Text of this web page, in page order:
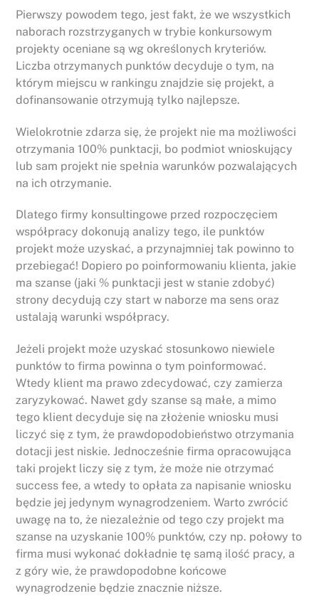
Pierwszy powodem tego, jest fakt, że we wszystkich
naborach rozstrzyganych w trybie konkursowym
projekty oceniane są wg określonych kryteriów.
Liczba otrzymanych punktów decyduje o tym, na
którym miejscu w rankingu znajdzie się projekt, a
dofinansowanie otrzymują tylko najlepsze.
Wielokrotnie zdarza się, że projekt nie ma możliwości
otrzymania 100% punktacji, bo podmiot wnioskujący
lub sam projekt nie spełnia warunków pozwalających
na ich otrzymanie.
Dlatego firmy konsultingowe przed rozpoczęciem
współpracy dokonują analizy tego, ile punktów
projekt może uzyskać, a przynajmniej tak powinno to
przebiegać! Dopiero po poinformowaniu klienta, jakie
ma szanse (jaki % punktacji jest w stanie zdobyć)
strony decydują czy start w naborze ma sens oraz
ustalają warunki współpracy.
Jeżeli projekt może uzyskać stosunkowo niewiele
punktów to firma powinna o tym poinformować.
Wtedy klient ma prawo zdecydować, czy zamierza
zaryzykować. Nawet gdy szanse są małe, a mimo
tego klient decyduje się na złożenie wniosku musi
liczyć się z tym, że prawdopodobieństwo otrzymania
dotacji jest niskie. Jednocześnie firma opracowująca
taki projekt liczy się z tym, że może nie otrzymać
success fee, a wtedy to opłata za napisanie wniosku
będzie jej jedynym wynagrodzeniem. Warto zwrócić
uwagę na to, że niezależnie od tego czy projekt ma
szanse na uzyskanie 100% punktów, czy np. połowy to
firma musi wykonać dokładnie tę samą ilość pracy, a
z góry wie, że prawdopodobne końcowe
wynagrodzenie będzie znacznie niższe.